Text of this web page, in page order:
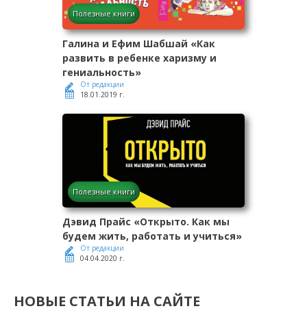
Полезные книги
Галина и Ефим Шабшай «Как
развить в ребенке харизму и
гениальность»
От редакции
18.01.2019 г.
Полезные книги
Дэвид Прайс «Открыто. Как мы
будем жить, работать и учиться»
От редакции
04.04.2020 г.
НОВЫЕ СТАТЬИ НА САЙТЕ